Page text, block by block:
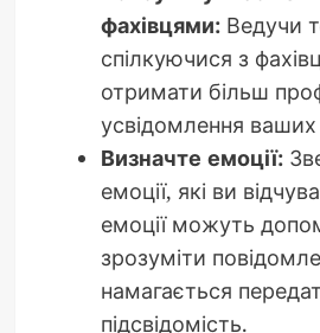
фахівцями:Ведучи
спілкуючися з
отримати більш
усвідомлення
Визначте емоції:
емоції, які ви
емоції можуть
зрозуміти
намагається
підсвідомість.